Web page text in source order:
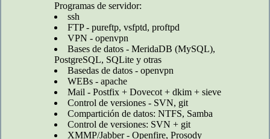
Programas de servidor:
ssh
FTP - pureftp, vsfptd, proftpd
VPN - openvpn
Bases de datos - MeridaDB (MySQL),
PostgreSQL, SQLite y otras
Basedas de datos - openvpn
WEBs - apache
Mail - Postfix + Dovecot + dkim + sieve
Control de versiones - SVN, git
Compartición de datos: NTFS, Samba
Control de versiones: SVN + git
XMMP/Jabber - Openfire, Prosody